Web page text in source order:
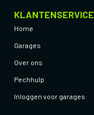
KLANTENSERVICE
Home
Garages
Over ons
Pechhulp
Inloggen voor garages